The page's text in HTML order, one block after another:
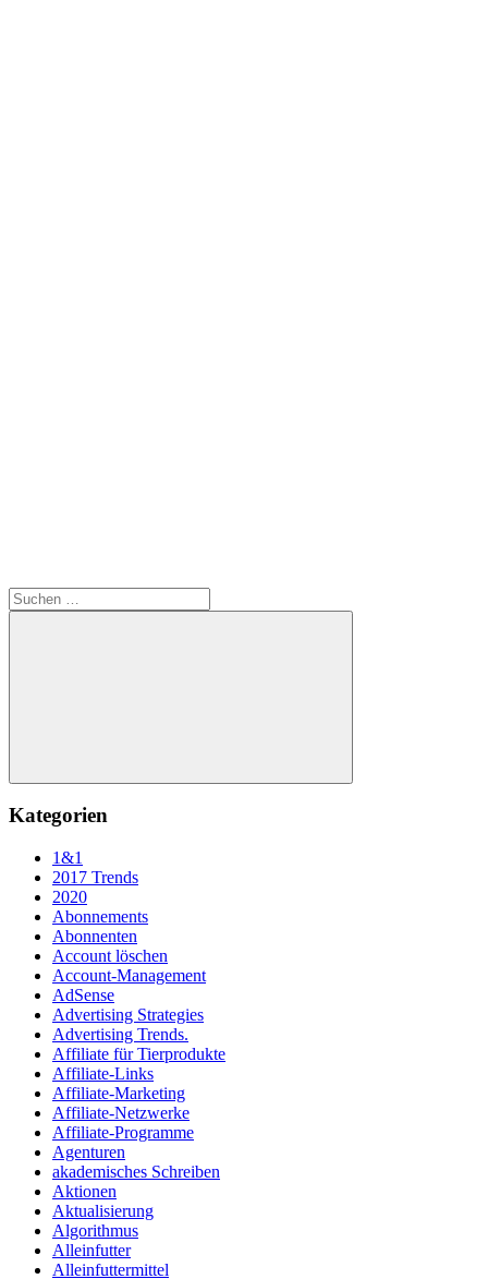
Suchen
nach:
Suchen
Kategorien
1&1
2017 Trends
2020
Abonnements
Abonnenten
Account löschen
Account-Management
AdSense
Advertising Strategies
Advertising Trends.
Affiliate für Tierprodukte
Affiliate-Links
Affiliate-Marketing
Affiliate-Netzwerke
Affiliate-Programme
Agenturen
akademisches Schreiben
Aktionen
Aktualisierung
Algorithmus
Alleinfutter
Alleinfuttermittel